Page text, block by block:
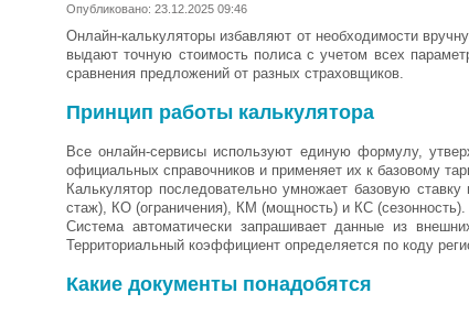
Опубликовано: 23.12.2025 09:46
Онлайн-калькуляторы избавляют от необходимости
выдают точную стоимость полиса с учетом всех
сравнения предложений от разных страховщиков.
Принцип работы калькулятора
Все онлайн-сервисы используют единую формулу,
официальных справочников и применяет их к базовому
Калькулятор последовательно умножает базовую
стаж), КО (ограничения), КМ (мощность) и КС
Система автоматически запрашивает данные из
Территориальный коэффициент определяется по коду
Какие документы понадобятся